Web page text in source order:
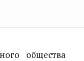
общества